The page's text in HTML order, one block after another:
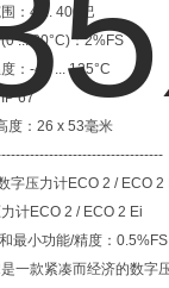
：4 ... 400巴
... 80°C)：2%FS
：-40 ... 125°C
67
度：26 x 53毫米
字压力计ECO 2 / ECO 2
计ECO 2 / ECO 2 Ei
最小功能/精度：0.5%FS
是一款紧凑而经济的数字